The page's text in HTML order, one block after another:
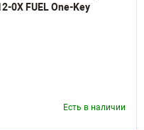
0X FUEL One-Key
Есть в наличии